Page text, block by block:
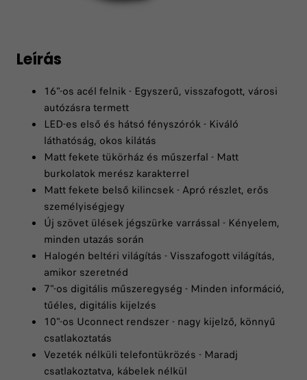
Leírás
16"-os acél felnik - Egyszerű, visszafogott, városi
autózásra termett
LED-es első és hátsó fényszórók - Kiváló
láthatóság, okos kilátás
Matt fekete tükörház és műszerfal - Matt
burkolatok merész karakterrel
Matt fekete belső kilincsek - Apró részlet, erős
személyiségjegy
Új szövet ülések jégszürke varrással - Kényelem,
minden utazás során
Halogén beltéri világítás - Visszafogott világítás,
amikor szeretnéd
7"-os digitális műszeregység - Minden információ,
tűéles, digitális kijelzés
10"-os Uconnect rendszer - nagy kijelző, könnyű
csatlakoztatás
Vezeték nélküli telefontükrözés - Maradj
csatlakoztatva, kábelek nélkül